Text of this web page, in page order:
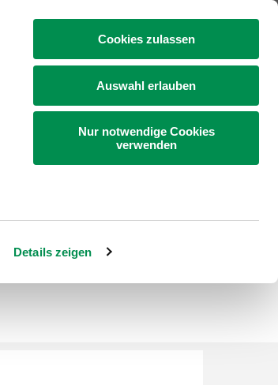
Details zeigen
Cookies zulassen
Auswahl erlauben
Nur notwendige Cookies
verwenden
Landleben